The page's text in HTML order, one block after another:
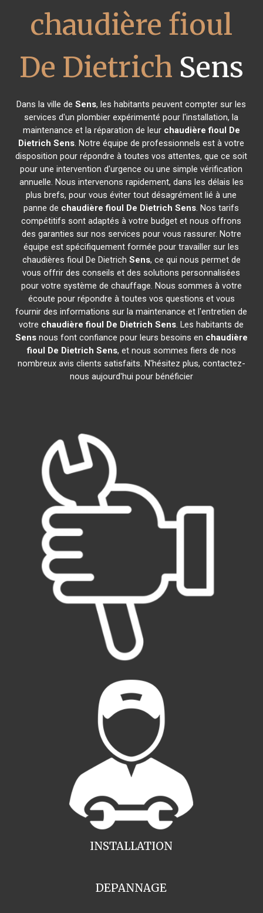
chaudière fioul
De Dietrich Sens
Dans la ville deSens, les habitants peuvent compter sur les
services d'un plombier expérimenté pour l'installation, la
maintenance et la réparation de leur chaudière fioul De
Dietrich Sens. Notre équipe de professionnels est à votre
disposition pour répondre à toutes vos attentes, que ce soit
pour une intervention d'urgence ou une simple vérification
annuelle. Nous intervenons rapidement, dans les délais les
plus brefs, pour vous éviter tout désagrément lié à une
panne de chaudière fioul De Dietrich Sens. Nos tarifs
compétitifs sont adaptés à votre budget et nous offrons
des garanties sur nos services pour vous rassurer. Notre
équipe est spécifiquement formée pour travailler sur les
chaudières fioul De Dietrich Sens, ce qui nous permet de
vous offrir des conseils et des solutions personnalisées
pour votre système de chauffage. Nous sommes à votre
écoute pour répondre à toutes vos questions et vous
fournir des informations sur la maintenance et l'entretien de
votre chaudière fioul De Dietrich Sens. Les habitants de
Sensnous font confiance pour leurs besoins en chaudière
fioul De Dietrich Sens, et nous sommes fiers de nos
nombreux avis clients satisfaits. N'hésitez plus, contactez-
nous aujourd'hui pour bénéficier
INSTALLATION
DEPANNAGE